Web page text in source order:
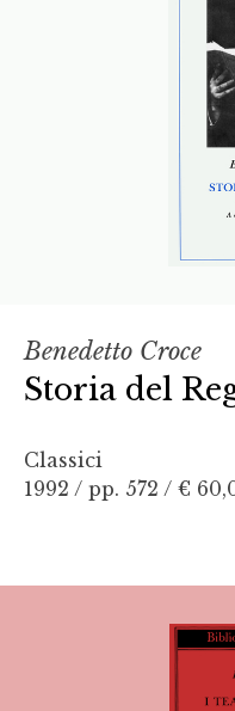
Benedetto Croce
Storia del
Classici
1992 / pp. 572 / €